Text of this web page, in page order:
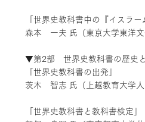
「世界史教科書中の『イスラー
森本 一夫 氏（東京大学東洋文
▼第2部 世界史教科書の歴史
「世界史教科書の出発」
茨木 智志 氏（上越教育大学人
「世界史教科書と教科書検定」